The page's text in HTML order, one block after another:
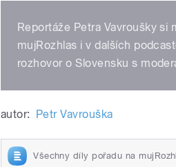
Reportáže Petra Vavroušky
mujRozhlas i v dalších
rozhovor o Slovensku s
autor: Petr Vavrouška
Všechny díly pořadu na